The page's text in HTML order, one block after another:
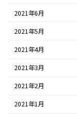
2021年6月
2021年5月
2021年4月
2021年3月
2021年2月
2021年1月